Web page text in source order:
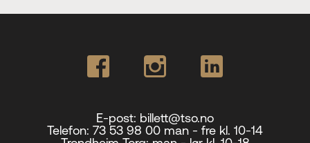
E-post: billett@tso.no
Telefon: 73 53 98 00 man - fre kl. 10-14